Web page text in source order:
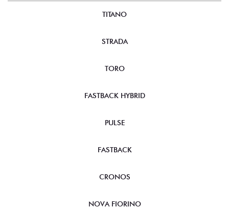
TITANO
STRADA
TORO
FASTBACK HYBRID
PULSE
FASTBACK
CRONOS
NOVA FIORINO